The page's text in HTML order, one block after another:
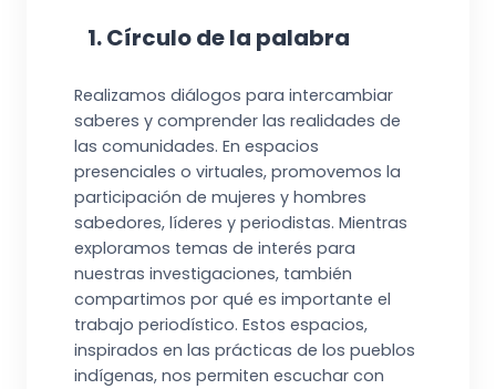
1. Círculo de la palabra
Realizamos diálogos para intercambiar
saberes y comprender las realidades de
las comunidades. En espacios
presenciales o virtuales, promovemos la
participación de mujeres y hombres
sabedores, líderes y periodistas. Mientras
exploramos temas de interés para
nuestras investigaciones, también
compartimos por qué es importante el
trabajo periodístico. Estos espacios,
inspirados en las prácticas de los pueblos
indígenas, nos permiten escuchar con